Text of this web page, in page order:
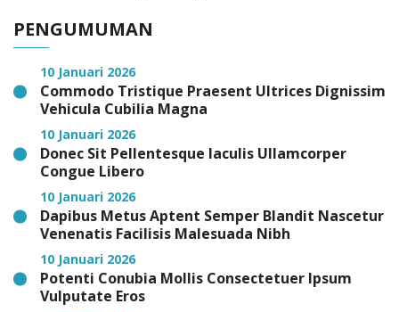
PENGUMUMAN
10 Januari 2026
Commodo Tristique Praesent Ultrices Dignissim
Vehicula Cubilia Magna
10 Januari 2026
Donec Sit Pellentesque Iaculis Ullamcorper
Congue Libero
10 Januari 2026
Dapibus Metus Aptent Semper Blandit Nascetur
Venenatis Facilisis Malesuada Nibh
10 Januari 2026
Potenti Conubia Mollis Consectetuer Ipsum
Vulputate Eros